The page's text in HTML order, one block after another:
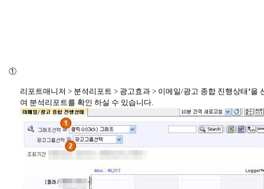
①
리포트매니저 > 분석리포트 > 광고효과 > 이메일/광고 종합 진행상태’을
여 분석리포트를 확인 하실 수 있습니다.